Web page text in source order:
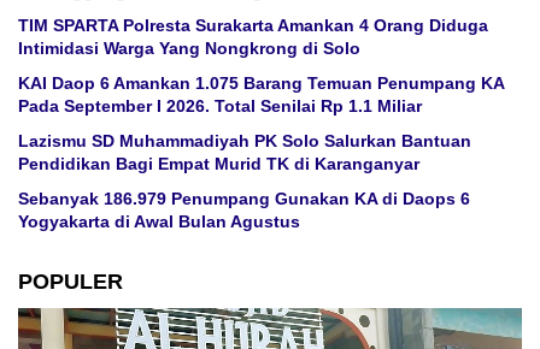
TIM SPARTA Polresta Surakarta Amankan 4 Orang Diduga
Intimidasi Warga Yang Nongkrong di Solo
KAI Daop 6 Amankan 1.075 Barang Temuan Penumpang KA
Pada September I 2026. Total Senilai Rp 1.1 Miliar
Lazismu SD Muhammadiyah PK Solo Salurkan Bantuan
Pendidikan Bagi Empat Murid TK di Karanganyar
Sebanyak 186.979 Penumpang Gunakan KA di Daops 6
Yogyakarta di Awal Bulan Agustus
POPULER